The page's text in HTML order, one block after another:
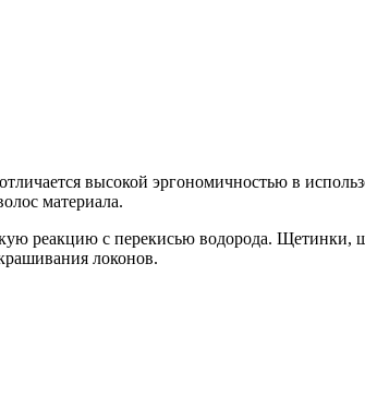
высокой эргономичностью в
материала.
реакцию с перекисью водорода.
локонов.